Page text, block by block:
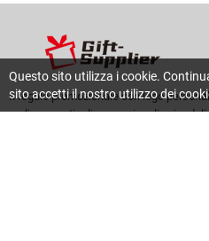
Il regalo promozionale con logo
realizzare articoli promozionali
Questo sito utilizza i cookie.
sito accetti il nostro utilizzo dei